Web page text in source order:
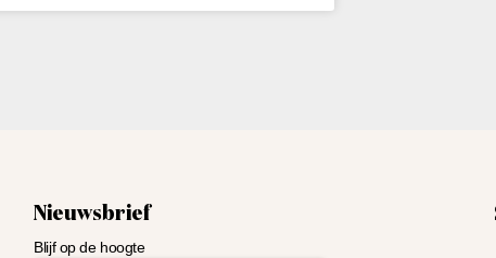
Nieuwsbrief
Blijf op de hoogte